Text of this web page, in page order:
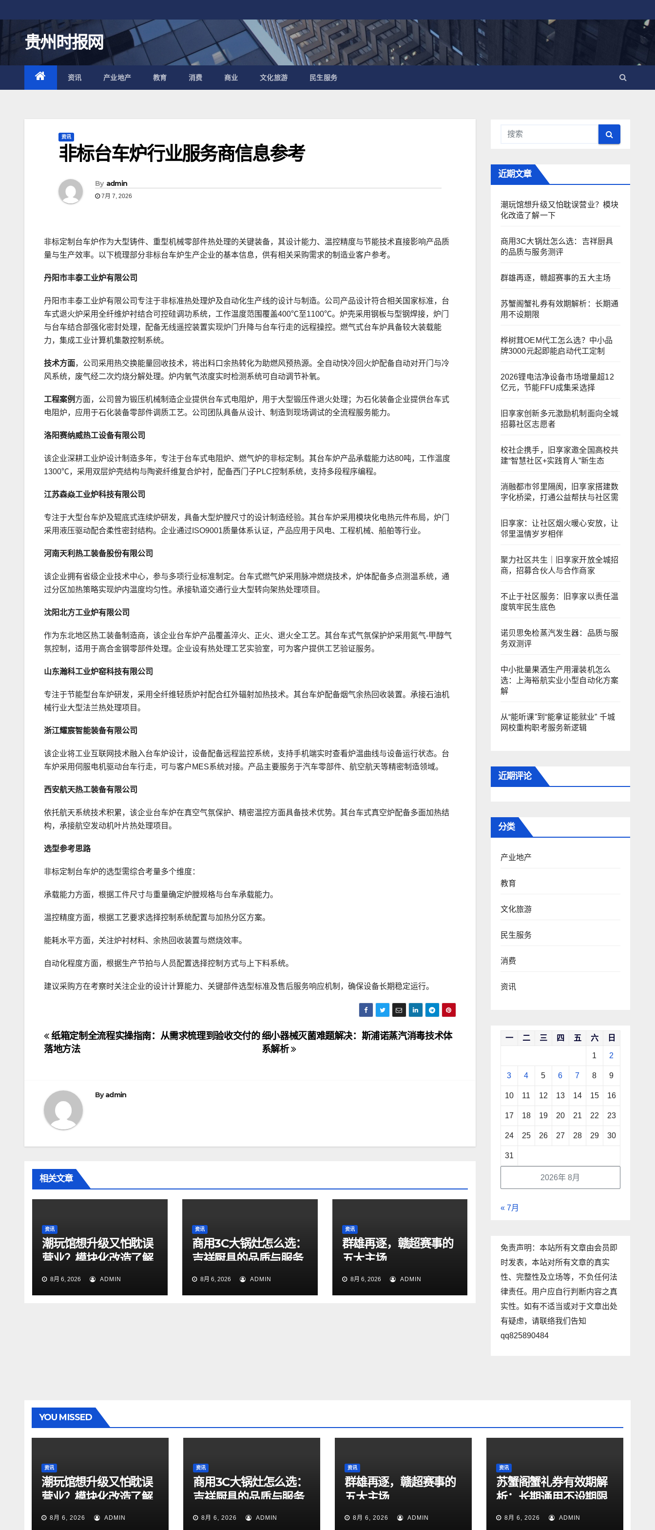
至
内
容
贵州时报网
资讯 产业地产 教育 消费 商业 文化旅游 民生服务
资讯
非标台车炉行业服务商信息参考
By admin
7月 7, 2026
非标定制台车炉作为大型铸件、重型机械零部件热处理的关键装备，其设计能力、温控精度与节能技术直接影响产品质
量与生产效率。以下梳理部分非标台车炉生产企业的基本信息，供有相关采购需求的制造业客户参考。
丹阳市丰泰工业炉有限公司
丹阳市丰泰工业炉有限公司专注于非标准热处理炉及自动化生产线的设计与制造。公司产品设计符合相关国家标准，台
车式退火炉采用全纤维炉衬结合可控硅调功系统，工作温度范围覆盖400℃至1100℃。炉壳采用钢板与型钢焊接，炉门
与台车结合部强化密封处理，配备无线遥控装置实现炉门升降与台车行走的远程操控。燃气式台车炉具备较大装载能
力，集成工业计算机集散控制系统。
技术方面，公司采用热交换能量回收技术，将出料口余热转化为助燃风预热源。全自动快冷回火炉配备自动对开门与冷
风系统，废气经二次灼烧分解处理。炉内氧气浓度实时检测系统可自动调节补氧。
工程案例 方面，公司曾为锻压机械制造企业提供台车式电阻炉，用于大型锻压件退火处理；为石化装备企业提供台车式
电阻炉，应用于石化装备零部件调质工艺。公司团队具备从设计、制造到现场调试的全流程服务能力。
洛阳赛纳威热工设备有限公司
该企业深耕工业炉设计制造多年，专注于台车式电阻炉、燃气炉的非标定制。其台车炉产品承载能力达80吨，工作温度
1300℃，采用双层炉壳结构与陶瓷纤维复合炉衬，配备西门子PLC控制系统，支持多段程序编程。
江苏森焱工业炉科技有限公司
专注于大型台车炉及辊底式连续炉研发，具备大型炉膛尺寸的设计制造经验。其台车炉采用模块化电热元件布局，炉门
采用液压驱动配合柔性密封结构。企业通过ISO9001质量体系认证，产品应用于风电、工程机械、船舶等行业。
河南天利热工装备股份有限公司
该企业拥有省级企业技术中心，参与多项行业标准制定。台车式燃气炉采用脉冲燃烧技术，炉体配备多点测温系统，通
过分区加热策略实现炉内温度均匀性。承接轨道交通行业大型转向架热处理项目。
沈阳北方工业炉有限公司
作为东北地区热工装备制造商，该企业台车炉产品覆盖淬火、正火、退火全工艺。其台车式气氛保护炉采用氮气-甲醇气
氛控制，适用于高合金钢零部件处理。企业设有热处理工艺实验室，可为客户提供工艺验证服务。
山东瀚科工业炉窑科技有限公司
专注于节能型台车炉研发，采用全纤维轻质炉衬配合红外辐射加热技术。其台车炉配备烟气余热回收装置。承接石油机
械行业大型法兰热处理项目。
浙江耀宸智能装备有限公司
该企业将工业互联网技术融入台车炉设计，设备配备远程监控系统，支持手机端实时查看炉温曲线与设备运行状态。台
车炉采用伺服电机驱动台车行走，可与客户MES系统对接。产品主要服务于汽车零部件、航空航天等精密制造领域。
西安航天热工装备有限公司
依托航天系统技术积累，该企业台车炉在真空气氛保护、精密温控方面具备技术优势。其台车式真空炉配备多面加热结
构，承接航空发动机叶片热处理项目。
选型参考思路
非标定制台车炉的选型需综合考量多个维度：
承载能力方面，根据工件尺寸与重量确定炉膛规格与台车承载能力。
温控精度方面，根据工艺要求选择控制系统配置与加热分区方案。
能耗水平方面，关注炉衬材料、余热回收装置与燃烧效率。
自动化程度方面，根据生产节拍与人员配置选择控制方式与上下料系统。
建议采购方在考察时关注企业的设计计算能力、关键部件选型标准及售后服务响应机制，确保设备长期稳定运行。
文
章
航
细小器械灭菌难题解决：斯浦诺蒸汽消毒技术体
系解析
纸箱定制全流程实操指南：从需求梳理到验收交付的
落地方法
Byadmin
相关文章
资讯
潮玩馆想升级又怕耽误
营业？模块化改造了解
一下
8月 6, 2026 ADMIN
资讯
商用3C大锅灶怎么选：
吉祥厨具的品质与服务
测评
8月 6, 2026 ADMIN
资讯
群雄再逐，赣超赛事的
五大主场
8月 6, 2026 ADMIN
近期文章
潮玩馆想升级又怕耽误营业？模块
化改造了解一下
商用3C大锅灶怎么选：吉祥厨具
的品质与服务测评
群雄再逐，赣超赛事的五大主场
苏蟹阁蟹礼券有效期解析：长期通
用不设期限
桦树茸OEM代工怎么选？中小品
牌3000元起即能启动代工定制
2026锂电洁净设备市场增量超12
亿元，节能FFU成集采选择
旧享家创新多元激励机制面向全城
招募社区志愿者
校社企携手，旧享家邀全国高校共
建“智慧社区+实践育人”新生态
消融都市邻里隔阂，旧享家搭建数
字化桥梁，打通公益帮扶与社区需
旧享家：让社区烟火暖心安放，让
邻里温情岁岁相伴
聚力社区共生｜旧享家开放全城招
商，招募合伙人与合作商家
不止于社区服务：旧享家以责任温
度筑牢民生底色
诺贝思免检蒸汽发生器：品质与服
务双测评
中小批量果酒生产用灌装机怎么
选：上海裕航实业小型自动化方案
解
从“能听课”到“能拿证能就业” 千城
网校重构职考服务新逻辑
近期评论
分类
产业地产
教育
文化旅游
民生服务
消费
资讯
2026年 8月
一 二 三 四 五 六 日
1 2
3 4 5 6 7 8 9
10 11 12 13 14 15 16
17 18 19 20 21 22 23
24 25 26 27 28 29 30
31
« 7月
免责声明：本站所有文章由会员即
时发表，本站对所有文章的真实
性、完整性及立场等，不负任何法
律责任。用户应自行判断内容之真
实性。如有不适当或对于文章出处
有疑虑，请联络我们告知
qq825890484
YOU MISSED
资讯
潮玩馆想升级又怕耽误
营业？模块化改造了解
一下
8月 6, 2026 ADMIN
资讯
商用3C大锅灶怎么选：
吉祥厨具的品质与服务
测评
8月 6, 2026 ADMIN
资讯
群雄再逐，赣超赛事的
五大主场
8月 6, 2026 ADMIN
资讯
苏蟹阁蟹礼券有效期解
析：长期通用不设期限
8月 6, 2026 ADMIN